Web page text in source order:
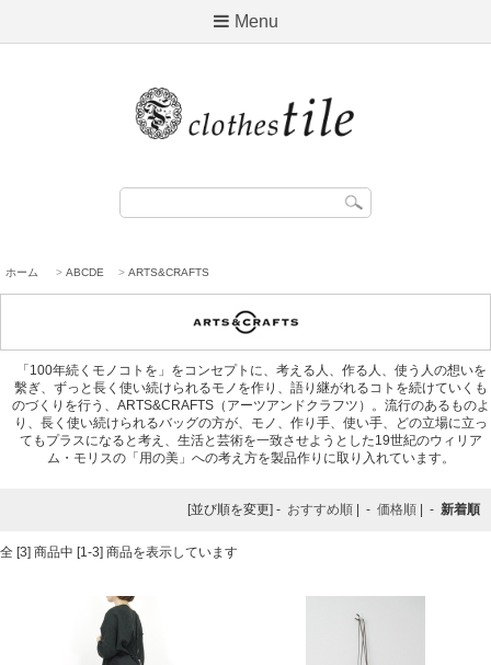
Menu
ホーム > ABCDE > ARTS&CRAFTS
「100年続くモノコトを」をコンセプトに、考える人、作る人、使う人の想いを
繫ぎ、ずっと長く使い続けられるモノを作り、語り継がれるコトを続けていくも
のづくりを行う、ARTS&CRAFTS（アーツアンドクラフツ）。流行のあるものよ
り、長く使い続けられるバッグの方が、モノ、作り手、使い手、どの立場に立っ
てもプラスになると考え、生活と芸術を一致させようとした19世紀のウィリア
ム・モリスの「用の美」への考え方を製品作りに取り入れています。
[並び順を変更] - おすすめ順 | - 価格順 | - 新着順
全 [3] 商品中 [1-3] 商品を表示しています